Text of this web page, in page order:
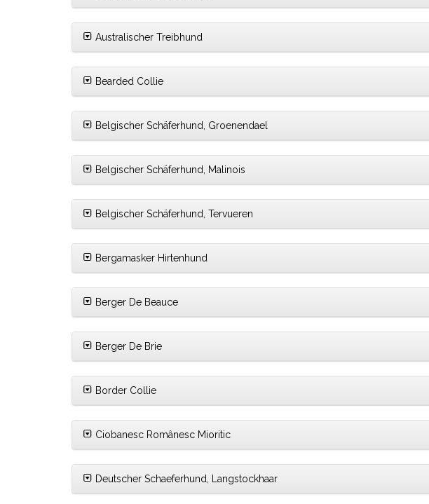
Australischer Treibhund
Bearded Collie
Belgischer Schäferhund, Groenendael
Belgischer Schäferhund, Malinois
Belgischer Schäferhund, Tervueren
Bergamasker Hirtenhund
Berger De Beauce
Berger De Brie
Border Collie
Ciobanesc Românesc Mioritic
Deutscher Schaeferhund, Langstockhaar